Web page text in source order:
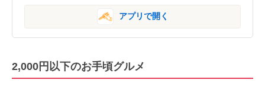
アプリで開く
2,000円以下のお手頃グルメ